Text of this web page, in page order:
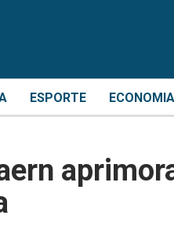
ESPORTE ECONOMIA